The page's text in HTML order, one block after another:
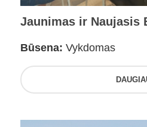
Jaunimas ir Naujasis
Būsena: Vykdomas